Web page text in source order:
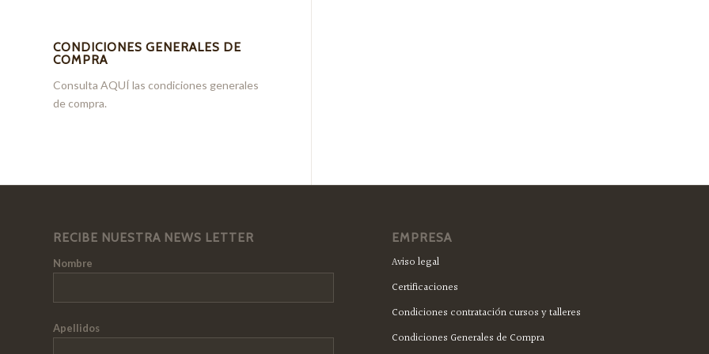
CONDICIONES GENERALES DE
COMPRA
Consulta AQUÍlas condiciones generales
de compra.
RECIBE NUESTRA NEWS LETTER
Nombre
Apellidos
EMPRESA
Aviso legal
Certificaciones
Condiciones contratación cursos y talleres
Condiciones Generales de Compra